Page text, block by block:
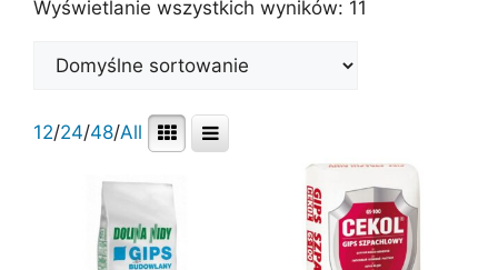
Wyświetlanie wszystkich wyników: 11
12/24/48/All